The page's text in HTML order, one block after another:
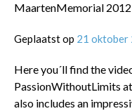
MaartenMemorial 2012
Geplaatst op 21 oktober
Here you´ll find the
PassionWithoutLimits
also includes an